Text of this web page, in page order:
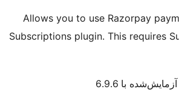
Allows you to use Razorpay
Subscriptions plugin. This requires
آزمایش‌شده با 6.9.6